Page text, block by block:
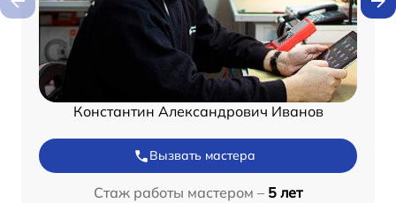
Константин Александрович Иванов
Вызвать мастера
Стаж работы мастером – 5 лет